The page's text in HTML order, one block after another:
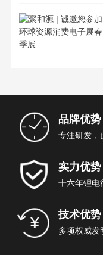
品牌优势
专注研发，
实力优势
十六年锂电
技术优势
多项权威发